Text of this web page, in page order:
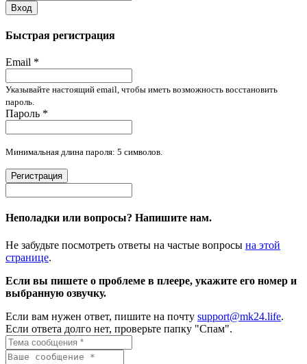
Вход
Быстрая регистрация
Email *
Указывайте настоящий email, чтобы иметь возможность восстановить
пароль.
Пароль *
Минимальная длина пароля: 5 символов.
Регистрация
Неполадки или вопросы? Напишите нам.
Не забудьте посмотреть ответы на частые вопросы на этой
странице.
Если вы пишете о проблеме в плеере, укажите его номер и
выбранную озвучку.
Если вам нужен ответ, пишите на почту support@mk24.life.
Если ответа долго нет, проверьте папку "Спам".